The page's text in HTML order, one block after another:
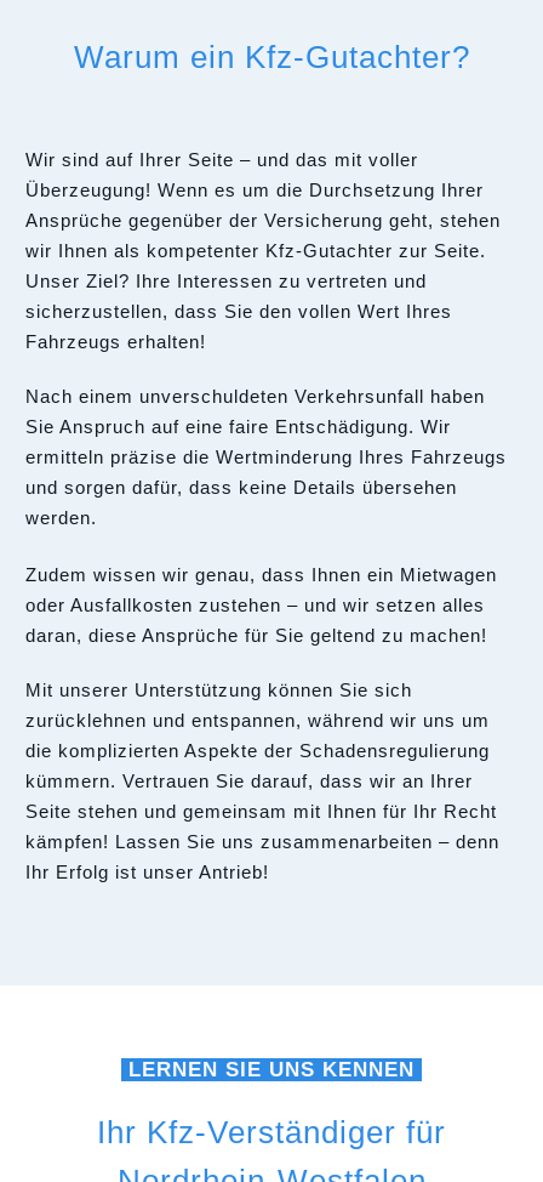
Warum ein Kfz-Gutachter?
Wir sind auf Ihrer Seite – und das mit voller
Überzeugung! Wenn es um die Durchsetzung Ihrer
Ansprüche gegenüber der Versicherung geht, stehen
wir Ihnen als kompetenter Kfz-Gutachter zur Seite.
Unser Ziel? Ihre Interessen zu vertreten und
sicherzustellen, dass Sie den vollen Wert Ihres
Fahrzeugs erhalten!
Nach einem unverschuldeten Verkehrsunfall haben
Sie Anspruch auf eine faire Entschädigung. Wir
ermitteln präzise die Wertminderung Ihres Fahrzeugs
und sorgen dafür, dass keine Details übersehen
werden.
Zudem wissen wir genau, dass Ihnen ein Mietwagen
oder Ausfallkosten zustehen – und wir setzen alles
daran, diese Ansprüche für Sie geltend zu machen!
Mit unserer Unterstützung können Sie sich
zurücklehnen und entspannen, während wir uns um
die komplizierten Aspekte der Schadensregulierung
kümmern. Vertrauen Sie darauf, dass wir an Ihrer
Seite stehen und gemeinsam mit Ihnen für Ihr Recht
kämpfen! Lassen Sie uns zusammenarbeiten – denn
Ihr Erfolg ist unser Antrieb!
LERNEN SIE UNS KENNEN
Ihr Kfz-Verständiger für